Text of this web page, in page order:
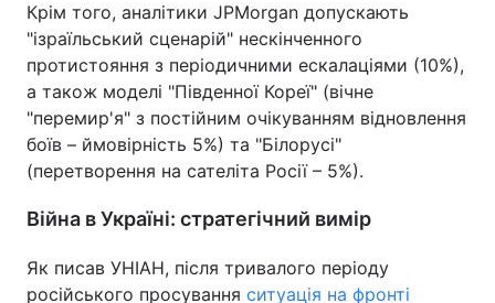
Крім того, аналітики JPMorgan допускають
"ізраїльський сценарій" нескінченного
протистояння з періодичними ескалаціями (10%),
а також моделі "Південної Кореї" (вічне
"перемир'я" з постійним очікуванням відновлення
боїв – ймовірність 5%) та "Білорусі"
(перетворення на сателіта Росії – 5%).
Війна в Україні: стратегічний вимір
Як писав УНІАН, після тривалого періоду
російського просування ситуація на фронті